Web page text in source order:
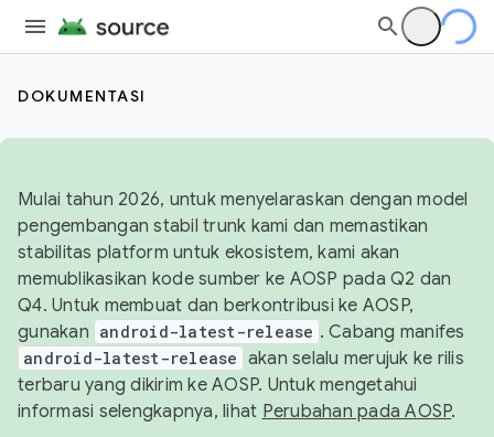
DOKUMENTASI
Mulai tahun 2026, untuk menyelaraskan dengan model
pengembangan stabil trunk kami dan memastikan
stabilitas platform untuk ekosistem, kami akan
memublikasikan kode sumber ke AOSP pada Q2 dan
Q4. Untuk membuat dan berkontribusi ke AOSP,
gunakan android-latest-release . Cabang manifes
android-latest-release akan selalu merujuk ke rilis
terbaru yang dikirim ke AOSP. Untuk mengetahui
informasi selengkapnya, lihat Perubahan pada AOSP.